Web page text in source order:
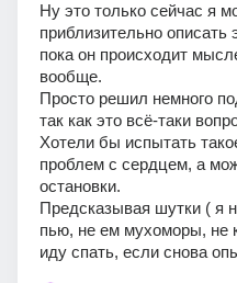
Ну это только сейчас я
приблизительно описать
пока он происходит
вообще.
Просто решил немного
так как это всё-таки
Хотели бы испытать
проблем с сердцем, а
остановки.
Предсказывая шутки ( я
пью, не ем мухоморы, не
иду спать, если снова